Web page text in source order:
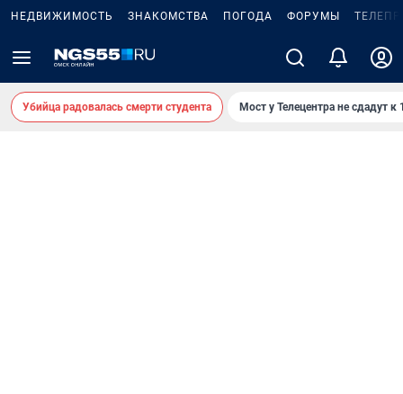
НЕДВИЖИМОСТЬ ЗНАКОМСТВА ПОГОДА ФОРУМЫ
Убийца радовалась смерти студента Мост у Телецентра не сдадут к